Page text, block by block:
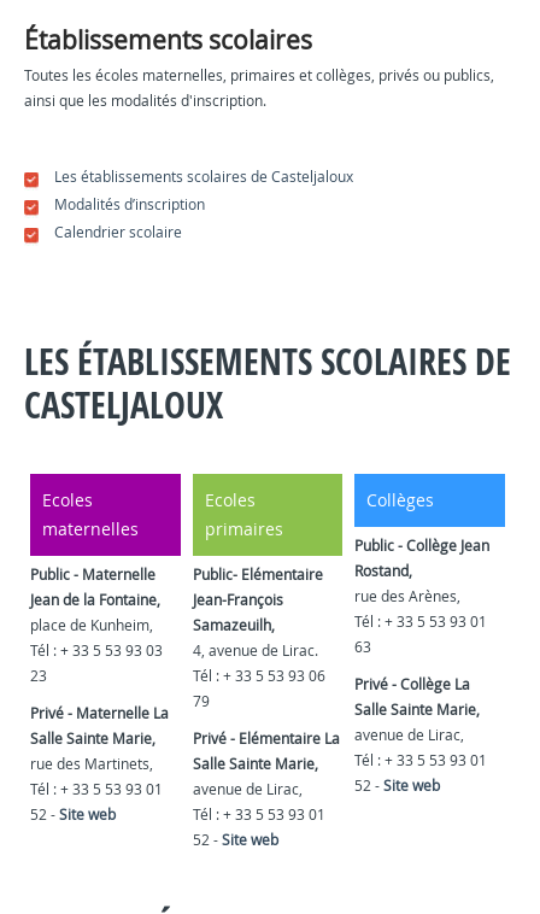
Établissements scolaires
Toutes les écoles maternelles, primaires et collèges, privés ou publics,
ainsi que les modalités d'inscription.
Les établissements scolaires de Casteljaloux
Modalités d’inscription
Calendrier scolaire
LES ÉTABLISSEMENTS SCOLAIRES DE
CASTELJALOUX
Ecoles
maternelles
Public - Maternelle
Jean de la Fontaine,
place de Kunheim,
Tél : + 33 5 53 93 03
23
Privé - Maternelle La
Salle Sainte Marie,
rue des Martinets,
Tél : + 33 5 53 93 01
52 - Site web
Ecoles
primaires
Public- Elémentaire
Jean-François
Samazeuilh,
4, avenue de Lirac.
Tél : + 33 5 53 93 06
79
Privé - Elémentaire La
Salle Sainte Marie,
avenue de Lirac,
Tél : + 33 5 53 93 01
52 - Site web
Collèges
Public - Collège Jean
Rostand,
rue des Arènes,
Tél : + 33 5 53 93 01
63
Privé - Collège La
Salle Sainte Marie,
avenue de Lirac,
Tél : + 33 5 53 93 01
52 -Site web